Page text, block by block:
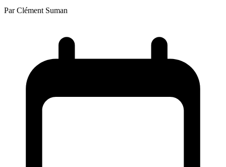
Par Clément Suman